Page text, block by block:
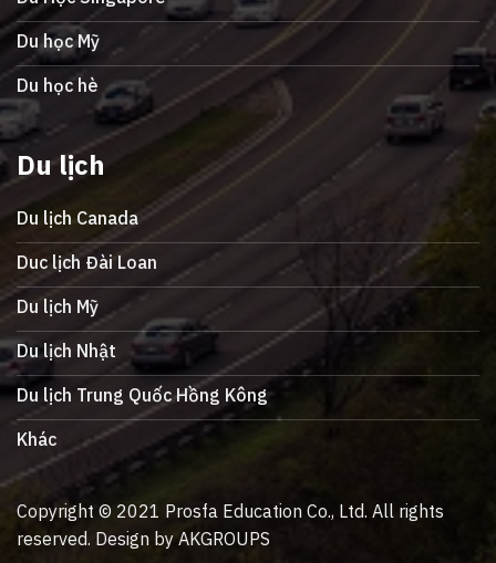
Du học Mỹ
Du học hè
Du lịch
Du lịch Canada
Duc lịch Đài Loan
Du lịch Mỹ
Du lịch Nhật
Du lịch Trung Quốc Hồng Kông
Khác
Copyright © 2021 Prosfa Education Co., Ltd. All rights
reserved. Design by AKGROUPS